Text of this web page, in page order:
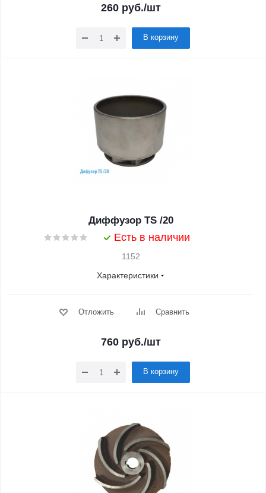
260 руб./шт
В корзину
Диффузор TS /20
Есть в наличии
1152
Характеристики
Отложить Сравнить
760 руб./шт
В корзину